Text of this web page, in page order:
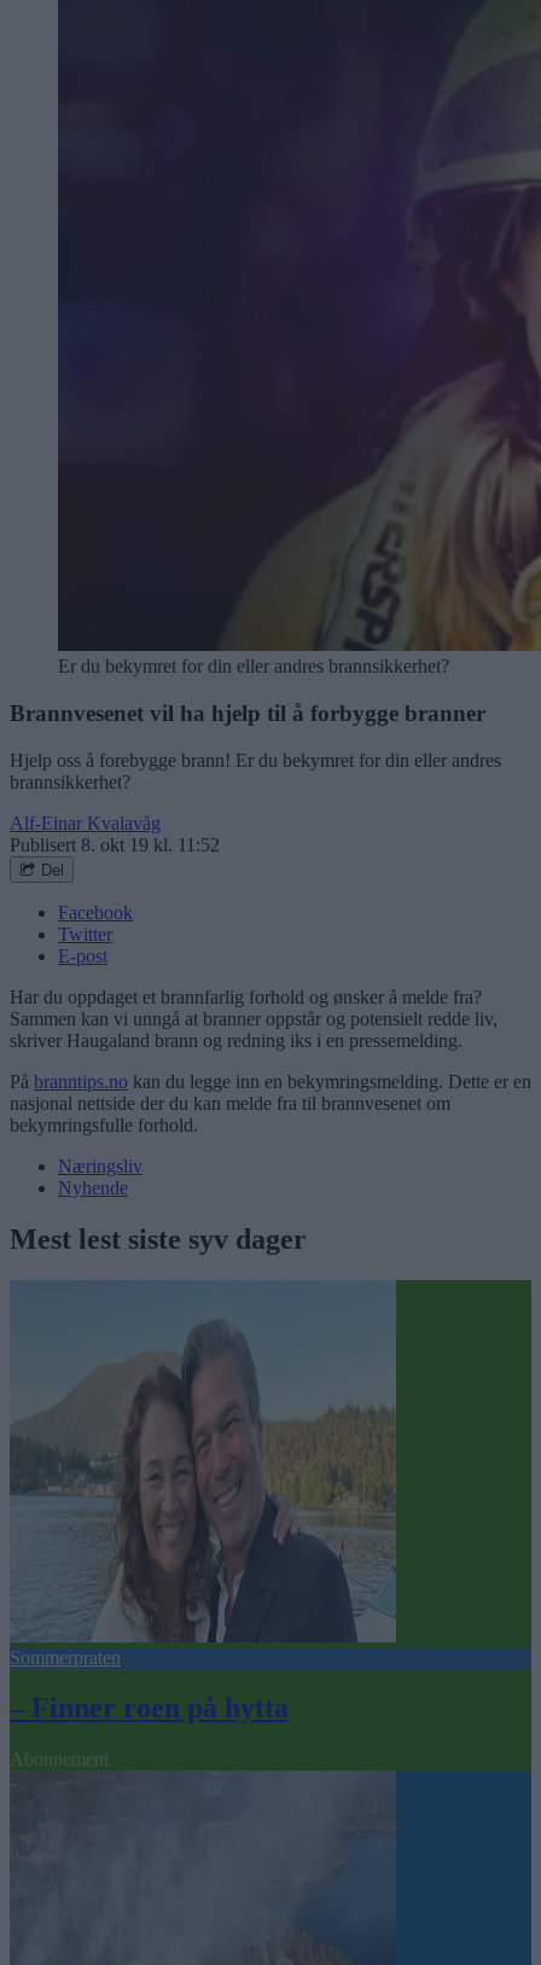
Er du bekymret for din eller andres brannsikkerhet?
Brannvesenet vil ha hjelp til å forbygge branner
Hjelp oss å forebygge brann! Er du bekymret for din eller andres
brannsikkerhet?
Alf-Einar Kvalavåg
Publisert 8. okt 19 kl. 11:52
Del
Facebook
Twitter
E-post
Har du oppdaget et brannfarlig forhold og ønsker å melde fra?
Sammen kan vi unngå at branner oppstår og potensielt redde liv,
skriver Haugaland brann og redning iks i en pressemelding.
På branntips.no kan du legge inn en bekymringsmelding. Dette er en
nasjonal nettside der du kan melde fra til brannvesenet om
bekymringsfulle forhold.
Næringsliv
Nyhende
Mest lest siste syv dager
Sommerpraten
– Finner roen på hytta
Abonnement